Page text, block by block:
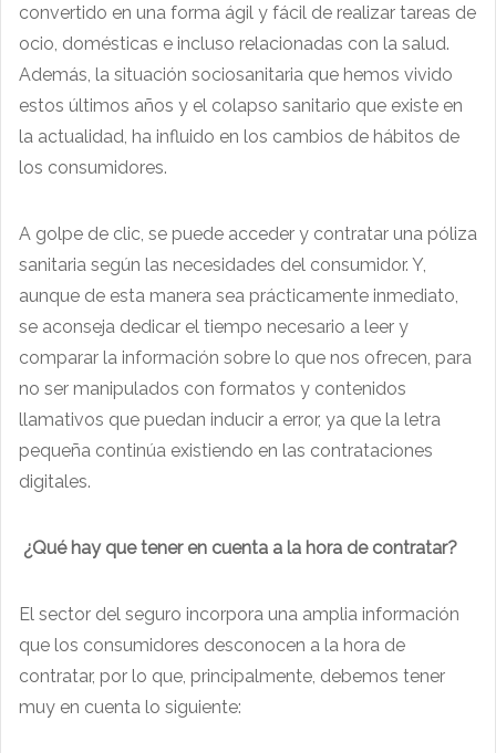
convertido en una forma ágil y fácil de realizar tareas de
ocio, domésticas e incluso relacionadas con la salud.
Además, la situación sociosanitaria que hemos vivido
estos últimos años y el colapso sanitario que existe en
la actualidad, ha influido en los cambios de hábitos de
los consumidores.
A golpe de clic, se puede acceder y contratar una póliza
sanitaria según las necesidades del consumidor. Y,
aunque de esta manera sea prácticamente inmediato,
se aconseja dedicar el tiempo necesario a leer y
comparar la información sobre lo que nos ofrecen, para
no ser manipulados con formatos y contenidos
llamativos que puedan inducir a error, ya que la letra
pequeña continúa existiendo en las contrataciones
digitales.
¿Qué hay que tener en cuenta a la hora de contratar?
El sector del seguro incorpora una amplia información
que los consumidores desconocen a la hora de
contratar, por lo que, principalmente, debemos tener
muy en cuenta lo siguiente: